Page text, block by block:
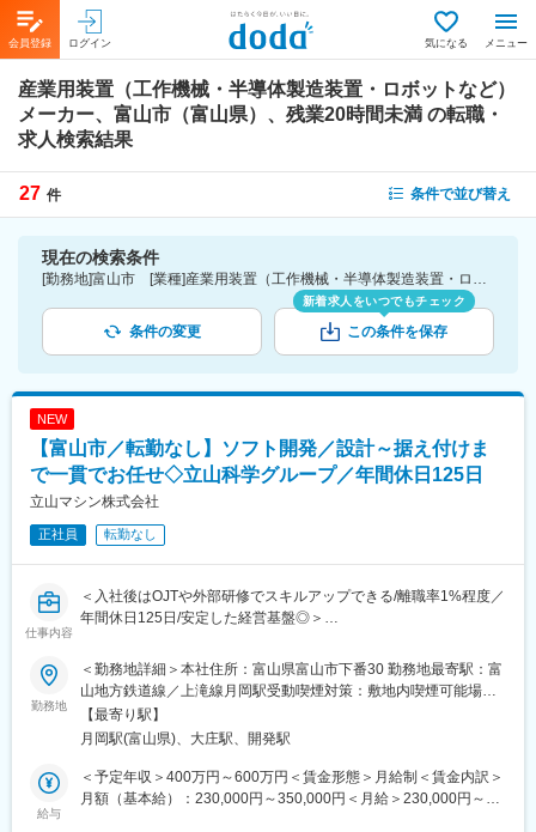
会員登録 ログイン 気になる メニュー
産業用装置（工作機械・半導体製造装置・ロボットなど）
メーカー、富山市（富山県）、残業20時間未満 の転職・
求人検索結果
27 件 条件で並び替え
現在の検索条件
[勤務地]富山市 [業種]産業用装置（工作機械・半導体製造装置・ロボットなど）メーカー-メーカー（機械・電気）業界 [詳細条件](休日・働き方)残業20時間未満
条件の変更
新着求人をいつでもチェック
この条件を保存
NEW
【富山市／転勤なし】ソフト開発／設計～据え付けま
で一貫でお任せ◇立山科学グループ／年間休日125日
立山マシン株式会社
正社員 転勤なし
仕事内容
＜入社後はOJTや外部研修でスキルアップできる/離職率1%程度／
年間休日125日/安定した経営基盤◎＞
■職務内容：
当社は、自動車、医療、事務用機器の各業界に向けた設備に幅広
く携わっており、今回のポジションでは搬送ロボット事業におけ
るソフトウェア開発を担当していただきます。具体的には、制御
ソフトウェアの開発、アプリケーションソフトの設計、ソフトの
デバッグ、さらに搬送ロボットの据え付けや調整を一貫して行っ
ていただきます。ただし、建設作業業務は含まれません。
勤務地
＜勤務地詳細＞本社住所：富山県富山市下番30 勤務地最寄駅：富
山地方鉄道線／上滝線月岡駅受動喫煙対策：敷地内喫煙可能場所
あり
【最寄り駅】
月岡駅(富山県)、大庄駅、開発駅
給与
＜予定年収＞400万円～600万円＜賃金形態＞月給制＜賃金内訳＞
月額（基本給）：230,000円～350,000円＜月給＞230,000円～